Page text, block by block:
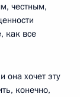
честным,
как все
она хочет эту
конечно,